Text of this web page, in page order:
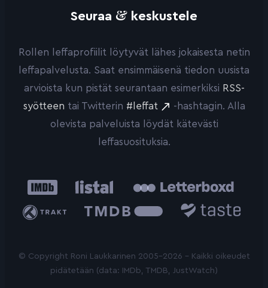
Seuraa & keskustele
Rollen leffaprofiilit löytyvät lähes jokaisesta netin
leffapalvelusta. Saat ensimmäisenä tiedon uusista
arvioista kun pistät seurantaan esimerkiksi RSS-
syötteen tai Twitterin #leffat
-hashtagin. Alla
olevista palveluista löydät kätevästi
leffasuosituksia.
IMDb Listal
Trakt
Database
© Copyright Roni Laukkarinen 2005-2026 - Kaikki oikeudet
pidätetään (data: IMDb, TMDB, JustWatch)